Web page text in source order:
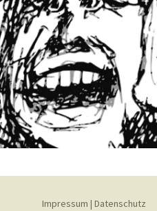
Impressum | Datenschutz